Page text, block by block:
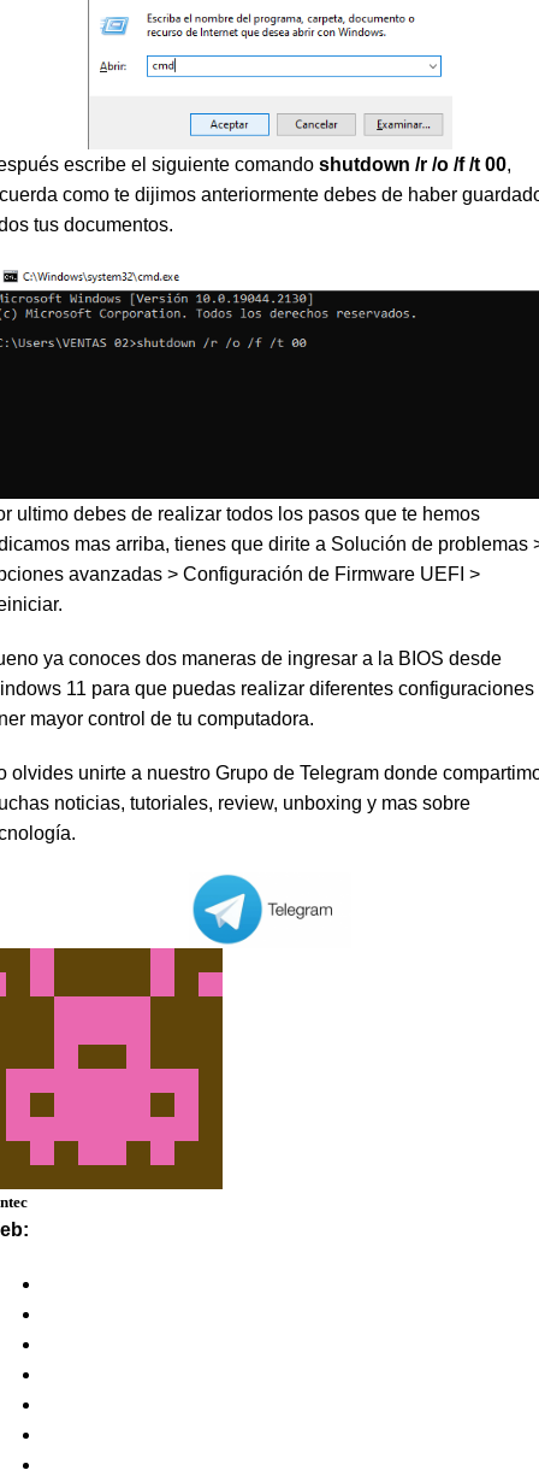
escribe el siguiente comando shutdown /r /o /f /t 00,
como te dijimos anteriormente debes de haber
tus documentos.
ultimo debes de realizar todos los pasos que te hemos
mas arriba, tienes que dirite a Solución de problemas
avanzadas > Configuración de Firmware UEFI >
ya conoces dos maneras de ingresar a la BIOS desde
11 para que puedas realizar diferentes configuraciones
mayor control de tu computadora.
olvides unirte a nuestro Grupo de Telegram donde
noticias, tutoriales, review, unboxing y mas sobre